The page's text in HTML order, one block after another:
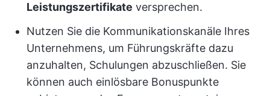
Leistungszertifikate versprechen.
Nutzen Sie die Kommunikationskanäle Ihres
Unternehmens, um Führungskräfte dazu
anzuhalten, Schulungen abzuschließen. Sie
können auch einlösbare Bonuspunkte